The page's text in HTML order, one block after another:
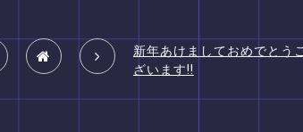
新年あけましておめでとう
ざいます!!